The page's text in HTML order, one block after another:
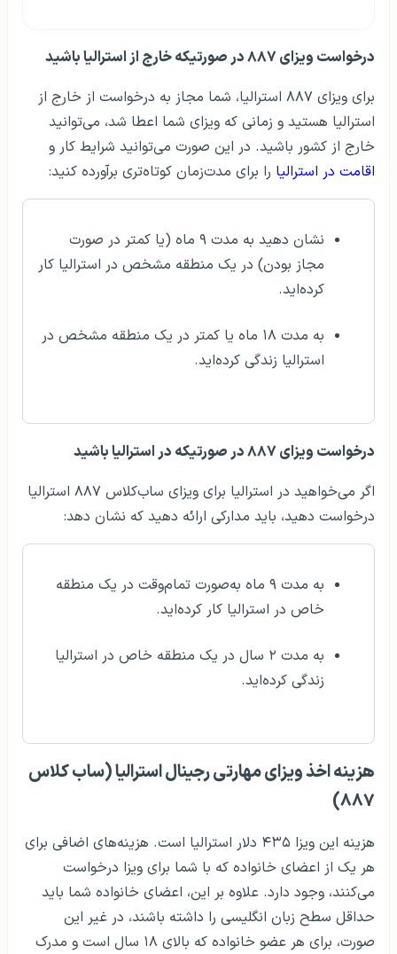
درخواست ویزای ۸۸۷ در صورتیکه خارج از استرالیا باشید
برای ویزای ۸۸۷ استرالیا، شما مجاز به درخواست از خارج از
استرالیا هستید و زمانی که ویزای شما اعطا شد، می‌توانید
خارج از کشور باشید. در این صورت می‌توانید شرایط کار و
اقامت در استرالیا را برای مدت‌زمان کوتاه‌تری برآورده کنید:
نشان دهید به مدت ۹ ماه (یا کمتر در صورت
مجاز بودن) در یک منطقه مشخص در استرالیا کار
کرده‌اید.
به مدت ۱۸ ماه یا کمتر در یک منطقه مشخص در
استرالیا زندگی کرده‌اید.
درخواست ویزای ۸۸۷ در صورتیکه در استرالیا باشید
اگر می‌خواهید در استرالیا برای ویزای ساب‌کلاس ۸۸۷ استرالیا
درخواست دهید، باید مدارکی ارائه دهید که نشان دهد:
به مدت ۹ ماه به‌صورت تمام‌وقت در یک منطقه
خاص در استرالیا کار کرده‌اید.
به مدت ۲ سال در یک منطقه خاص در استرالیا
زندگی کرده‌اید.
هزینه اخذ ویزای مهارتی رجینال استرالیا (ساب‌ کلاس
۸۸۷)
هزینه این ویزا ۴۳۵ دلار استرالیا است. هزینه‌های اضافی برای
هر یک از اعضای خانواده که با شما برای ویزا درخواست
می‌کنند، وجود دارد. علاوه بر این، اعضای خانواده شما باید
حداقل سطح زبان انگلیسی را داشته باشند، در غیر این
صورت، برای هر عضو خانواده که بالای ۱۸ سال است و مدرک